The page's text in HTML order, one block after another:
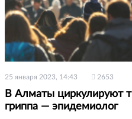
25 января 2023, 14:43 2653
В Алматы циркулируют
гриппа — эпидемиолог